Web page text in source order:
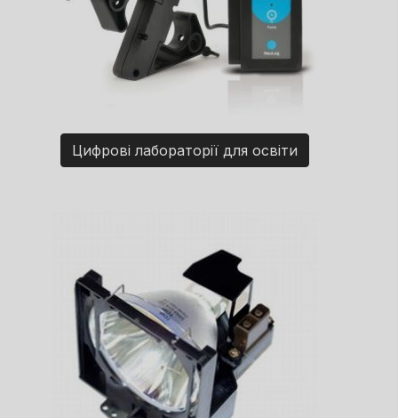
Цифрові лабораторії для освіти